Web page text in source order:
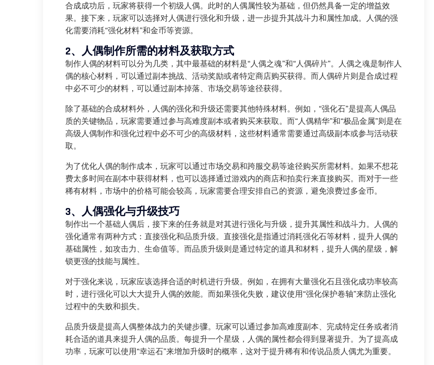
合成成功后，玩家将获得一个初级人偶。此时的人偶属性较为基础，但仍然具备一定的增益效
果。接下来，玩家可以选择对人偶进行强化和升级，进一步提升其战斗力和属性加成。人偶的强
化需要消耗“强化材料”和金币等资源。
2、人偶制作所需的材料及获取方式
制作人偶的材料可以分为几类，其中最基础的材料是“人偶之魂”和“人偶碎片”。人偶之魂是制作人
偶的核心材料，可以通过副本挑战、活动奖励或者特定商店购买获得。而人偶碎片则是合成过程
中必不可少的材料，可以通过副本掉落、市场交易等途径获得。
除了基础的合成材料外，人偶的强化和升级还需要其他特殊材料。例如，“强化石”是提高人偶品
质的关键物品，玩家需要通过参与高难度副本或者购买来获取。而“人偶精华”和“极品金属”则是在
高级人偶制作和强化过程中必不可少的高级材料，这些材料通常需要通过高级副本或参与活动获
取。
为了优化人偶的制作成本，玩家可以通过市场交易和跨服交易等途径购买所需材料。如果不想花
费太多时间在副本中获得材料，也可以选择通过游戏内的商店和拍卖行来直接购买。而对于一些
稀有材料，市场中的价格可能会较高，玩家需要合理安排自己的资源，避免浪费过多金币。
3、人偶强化与升级技巧
制作出一个基础人偶后，接下来的任务就是对其进行强化与升级，提升其属性和战斗力。人偶的
强化通常有两种方式：直接强化和品质升级。直接强化是指通过消耗强化石等材料，提升人偶的
基础属性，如攻击力、生命值等。而品质升级则是通过特定的道具和材料，提升人偶的星级，解
锁更强的技能与属性。
对于强化来说，玩家应该选择合适的时机进行升级。例如，在拥有大量强化石且强化成功率较高
时，进行强化可以大大提升人偶的效能。而如果强化失败，建议使用“强化保护卷轴”来防止强化
过程中的失败和损失。
品质升级是提高人偶整体战力的关键步骤。玩家可以通过参加高难度副本、完成特定任务或者消
耗合适的道具来提升人偶的品质。每提升一个星级，人偶的属性都会得到显著提升。为了提高成
功率，玩家可以使用“幸运石”来增加升级时的概率，这对于提升稀有和传说品质人偶尤为重要。